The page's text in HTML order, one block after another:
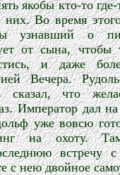
якобы кто-то
Во время
узнавший о
от сына, чтобы
и даже
Вечера.
сказал, что
Император дал на
уже вовсю
на охоту.
с нею двойное